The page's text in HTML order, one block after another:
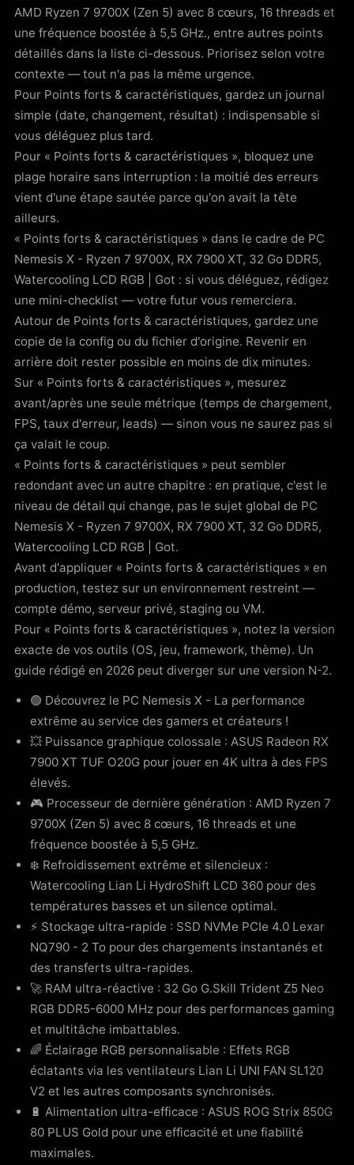
AMD Ryzen 7 9700X (Zen 5) avec 8 cœurs, 16 threads et
une fréquence boostée à 5,5 GHz., entre autres points
détaillés dans la liste ci-dessous. Priorisez selon votre
contexte — tout n'a pas la même urgence.
Pour Points forts & caractéristiques, gardez un journal
simple (date, changement, résultat) : indispensable si
vous déléguez plus tard.
Pour « Points forts & caractéristiques », bloquez une
plage horaire sans interruption : la moitié des erreurs
vient d'une étape sautée parce qu'on avait la tête
ailleurs.
« Points forts & caractéristiques » dans le cadre de PC
Nemesis X - Ryzen 7 9700X, RX 7900 XT, 32 Go DDR5,
Watercooling LCD RGB | Got : si vous déléguez, rédigez
une mini-checklist — votre futur vous remerciera.
Autour de Points forts & caractéristiques, gardez une
copie de la config ou du fichier d'origine. Revenir en
arrière doit rester possible en moins de dix minutes.
Sur « Points forts & caractéristiques », mesurez
avant/après une seule métrique (temps de chargement,
FPS, taux d'erreur, leads) — sinon vous ne saurez pas si
ça valait le coup.
« Points forts & caractéristiques » peut sembler
redondant avec un autre chapitre : en pratique, c'est le
niveau de détail qui change, pas le sujet global de PC
Nemesis X - Ryzen 7 9700X, RX 7900 XT, 32 Go DDR5,
Watercooling LCD RGB | Got.
Avant d'appliquer « Points forts & caractéristiques » en
production, testez sur un environnement restreint —
compte démo, serveur privé, staging ou VM.
Pour « Points forts & caractéristiques », notez la version
exacte de vos outils (OS, jeu, framework, thème). Un
guide rédigé en 2026 peut diverger sur une version N-2.
🟢 Découvrez le PC Nemesis X - La performance
extrême au service des gamers et créateurs !
💥 Puissance graphique colossale : ASUS Radeon RX
7900 XT TUF O20G pour jouer en 4K ultra à des FPS
élevés.
🎮 Processeur de dernière génération : AMD Ryzen 7
9700X (Zen 5) avec 8 cœurs, 16 threads et une
fréquence boostée à 5,5 GHz.
❄️ Refroidissement extrême et silencieux :
Watercooling Lian Li HydroShift LCD 360 pour des
températures basses et un silence optimal.
⚡ Stockage ultra-rapide : SSD NVMe PCIe 4.0 Lexar
NQ790 - 2 To pour des chargements instantanés et
des transferts ultra-rapides.
🚀 RAM ultra-réactive : 32 Go G.Skill Trident Z5 Neo
RGB DDR5-6000 MHz pour des performances gaming
et multitâche imbattables.
🌈 Éclairage RGB personnalisable : Effets RGB
éclatants via les ventilateurs Lian Li UNI FAN SL120
V2 et les autres composants synchronisés.
🔋 Alimentation ultra-efficace : ASUS ROG Strix 850G
80 PLUS Gold pour une efficacité et une fiabilité
maximales.